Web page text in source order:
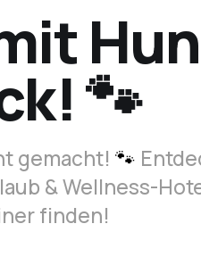
🐾
gemacht!🐾
& Wellness-
finden!